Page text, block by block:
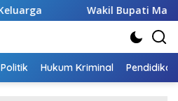
Wakil Bupati Malaka HMS Tinjau
Politik Hukum Kriminal Pendidikan